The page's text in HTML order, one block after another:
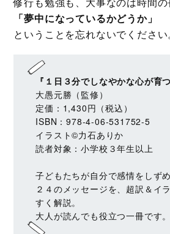
「夢中になっているかどうか」
ということを忘れないでください
『１日３分でしなやかな心が育
大愚元勝（監修）
定価：1,430円（税込）
ISBN：978-4-06-531752-5
イラスト©力石ありか
読者対象：小学校３年生以上
子どもたちが自分で感情をしず
２４のメッセージを、超訳＆イ
すく解説。
大人が読んでも役立つ一冊です。